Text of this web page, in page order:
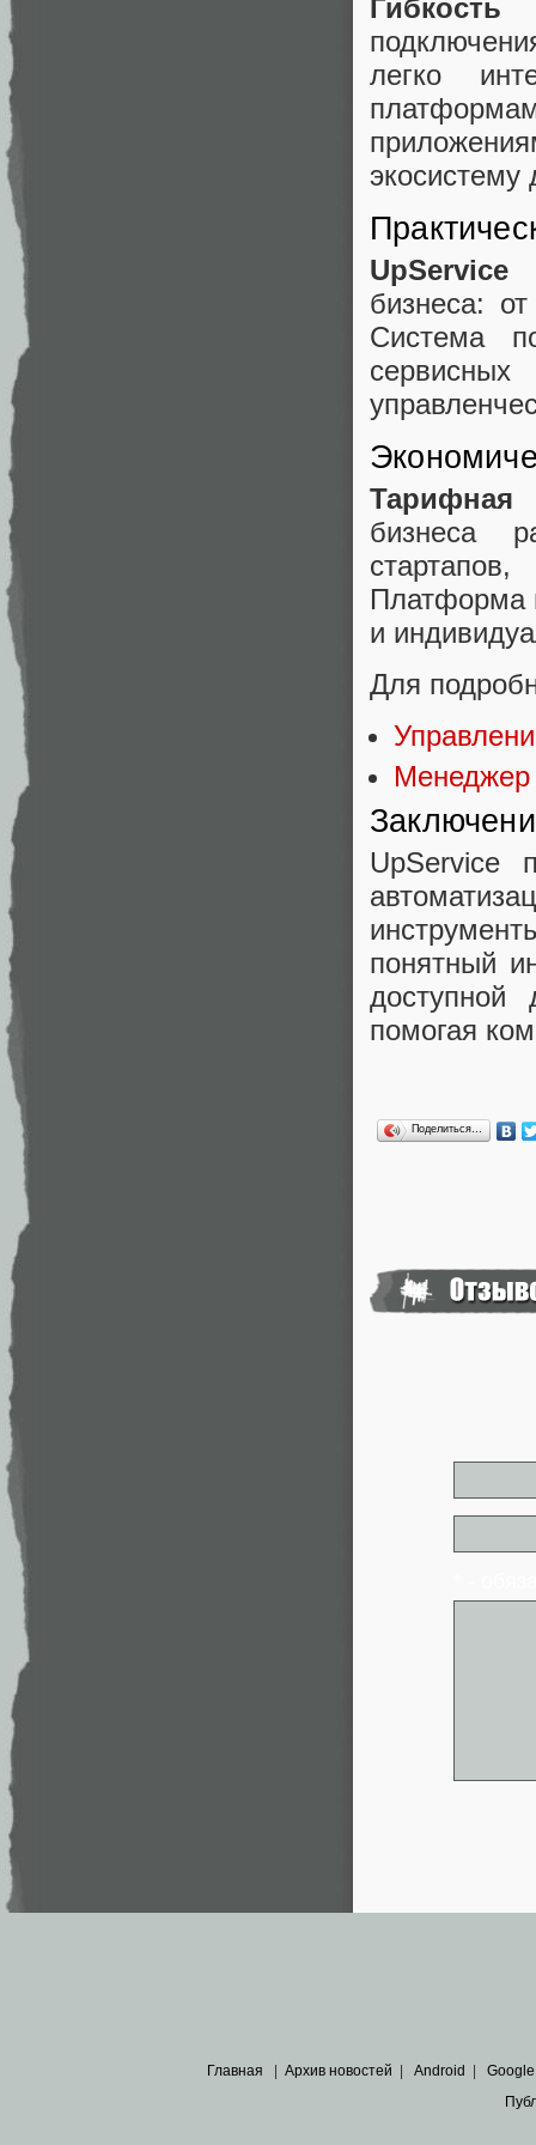
легко
экосистему
UpService
бизнеса:
Система
Тарифная
бизнеса
Платформа
и
Для
Менеджер
UpService
понятный
доступной
помогая
Поделиться…
Главная | Архив новостей | Android | Google